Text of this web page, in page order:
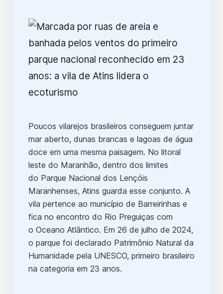
Poucos vilarejos brasileiros conseguem juntar
mar aberto, dunas brancas e lagoas de água
doce em uma mesma paisagem. No litoral
leste do Maranhão, dentro dos limites
do Parque Nacional dos Lençóis
Maranhenses, Atins guarda esse conjunto. A
vila pertence ao município de Barreirinhas e
fica no encontro do Rio Preguiças com
o Oceano Atlântico. Em 26 de julho de 2024,
o parque foi declarado Patrimônio Natural da
Humanidade pela UNESCO, primeiro brasileiro
na categoria em 23 anos.